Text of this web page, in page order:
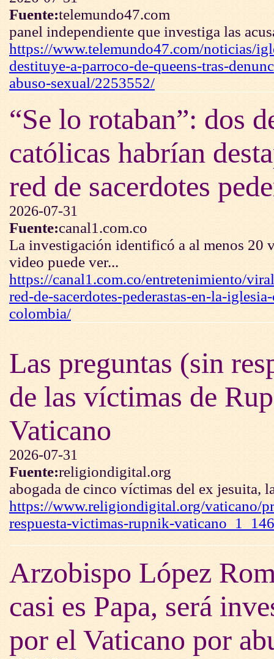
Fuente:telemundo47.com
panel independiente que investiga las
https://www.telemundo47.com/noticias/
destituye-a-parroco-de-queens-tras-
abuso-sexual/2253552/
“Se lo rotaban”: dos
católicas habrían
red de sacerdotes
2026-07-31
Fuente:canal1.com.co
La investigación identificó a al menos 20
video puede ver...
https://canal1.com.co/entretenimiento/
red-de-sacerdotes-pederastas-en-la-
colombia/
Las preguntas (sin
de las víctimas de
Vaticano
2026-07-31
Fuente:religiondigital.org
abogada de cinco víctimas del ex jesuita,
https://www.religiondigital.org/vaticano/
respuesta-victimas-rupnik-
Arzobispo López
casi es Papa, será
por el Vaticano por